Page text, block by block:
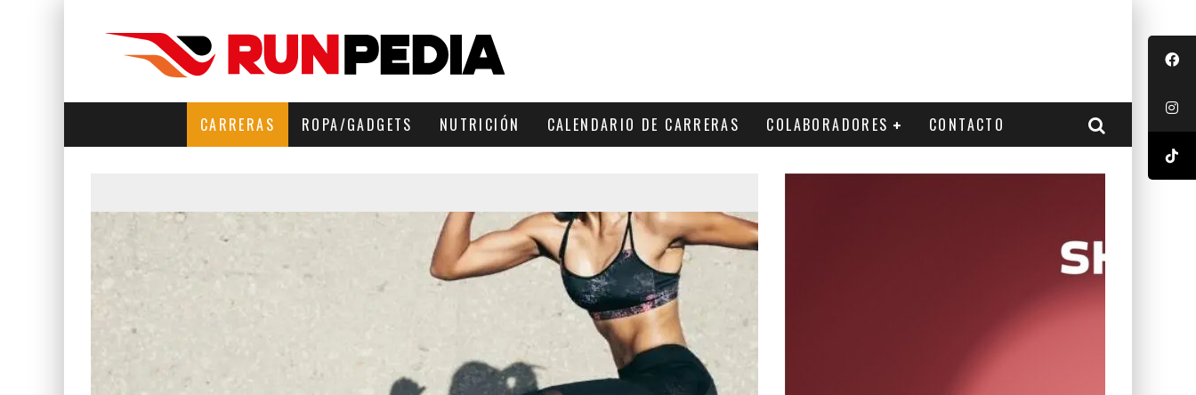
CARRERAS ROPA/GADGETS NUTRICIÓN CALENDARIO DE CARRERAS COLABORADORES CONTACTO